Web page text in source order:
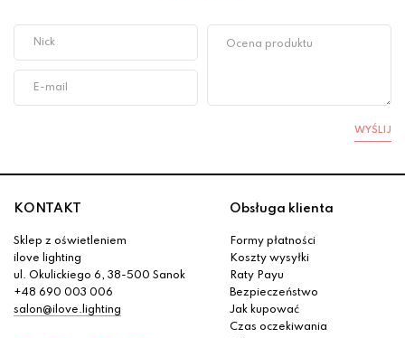
WYŚLIJ
KONTAKT
Sklep z oświetleniem
ilove lighting
ul. Okulickiego 6, 38-500 Sanok
+48 690 003 006
salon@ilove.lighting
Obsługa klienta
Formy płatności
Koszty wysyłki
Raty Payu
Bezpieczeństwo
Jak kupować
Czas oczekiwania